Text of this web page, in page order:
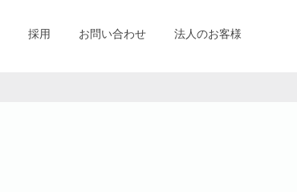
採用 お問い合わせ 法人のお客様